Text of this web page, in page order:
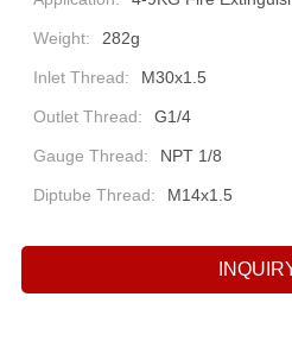
Weight: 282g
Inlet Thread: M30x1.5
Outlet Thread: G1/4
Gauge Thread: NPT 1/8
Diptube Thread: M14x1.5